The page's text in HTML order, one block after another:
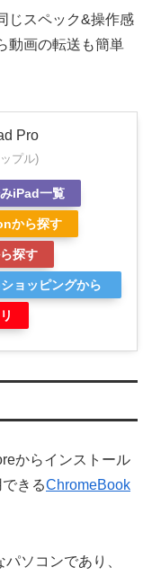
じスペック&操作感
動画の転送も簡単
Pro
プル)
iPad一覧
から探す
探す
ョッピングから
からインストール
きるChromeBook
ソコンであり、